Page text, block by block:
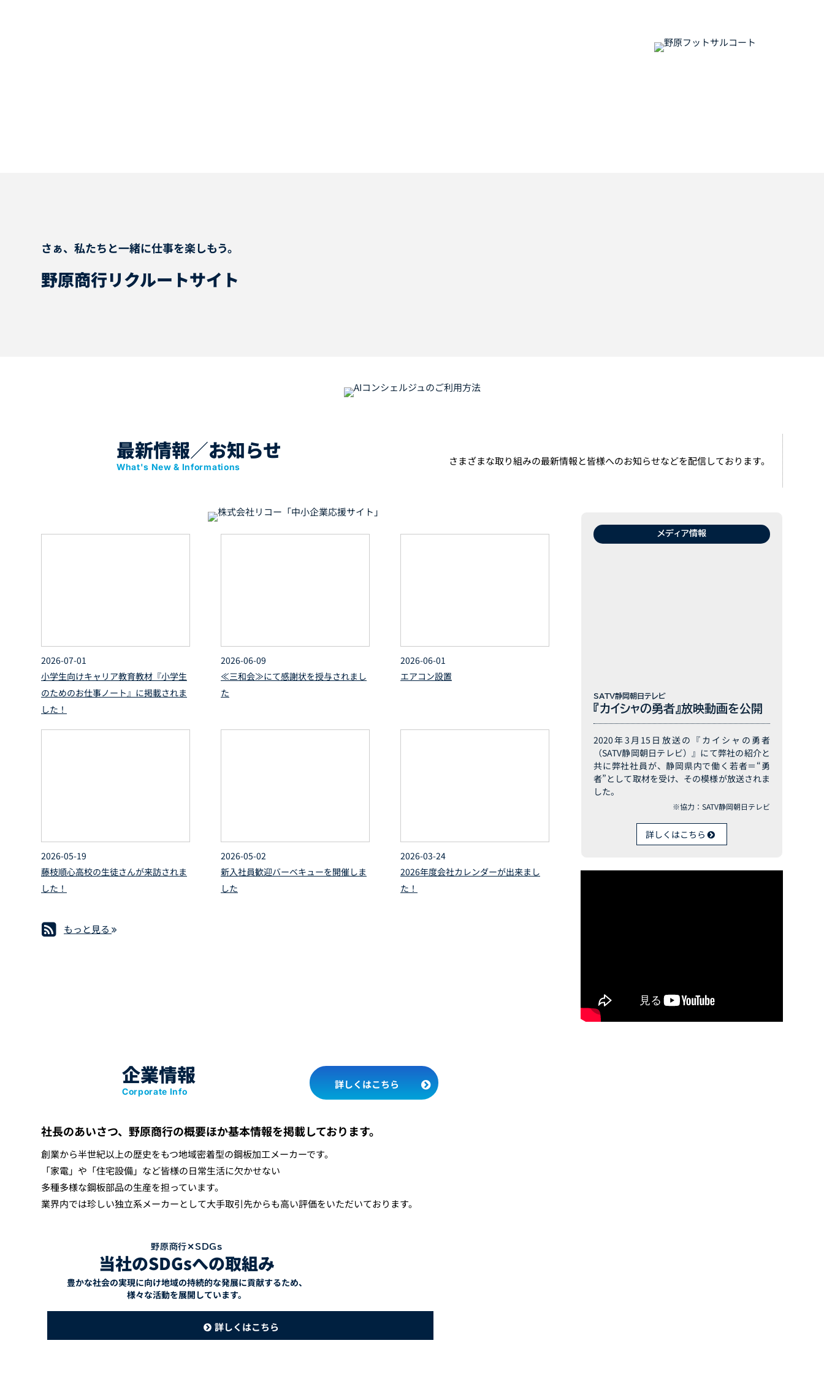
さぁ、私たちと一緒に仕事を楽しもう。
野原商行リクルートサイト
最新情報／お知らせ
What's New & Informations さまざまな取り組みの最新情報と皆様へのお知らせなどを配信しております。
2026-07-01
小学生向けキャリア教育教材『小学生
のためのお仕事ノート』に掲載されま
した！
2026-06-09
≪三和会≫にて感謝状を授与されまし
た
2026-06-01
エアコン設置
2026-05-19
藤枝順心高校の生徒さんが来訪されま
した！
2026-05-02
新入社員歓迎バーベキューを開催しま
した
2026-03-24
2026年度会社カレンダーが出来まし
た！
もっと見る
メディア情報
SATV静岡朝日テレビ
『カイシャの勇者』放映動画を公開
2020年3月15日放送の『カイシャの勇者
（SATV静岡朝日テレビ）』にて弊社の紹介と
共に弊社社員が、静岡県内で働く若者＝“勇
者”として取材を受け、その模様が放送されま
した。
※協力：SATV静岡朝日テレビ
詳しくはこちら
企業情報
Corporate Info
詳しくはこちら
社長のあいさつ、野原商行の概要ほか基本情報を掲載しております。
創業から半世紀以上の歴史をもつ地域密着型の鋼板加工メーカーです。
「家電」や「住宅設備」など皆様の日常生活に欠かせない
多種多様な鋼板部品の生産を担っています。
業界内では珍しい独立系メーカーとして大手取引先からも高い評価をいただいております。
野原商行✕SDGs
当社のSDGsへの取組み
豊かな社会の実現に向け地域の持続的な発展に貢献するため、
様々な活動を展開しています。
詳しくはこちら